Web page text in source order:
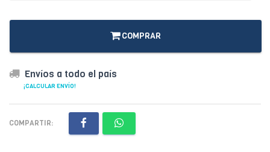
COMPRAR
Envíos a todo el país
¡CALCULAR ENVÍO!
COMPARTIR: